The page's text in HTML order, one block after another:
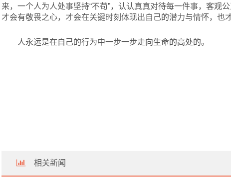
来，一个人为人处事坚持“不苟”，认认真真对待每一件事，客观
才会有敬畏之心，才会在关键时刻体现出自己的潜力与情怀，也
人永远是在自己的行为中一步一步走向生命的高处的。
相关新闻